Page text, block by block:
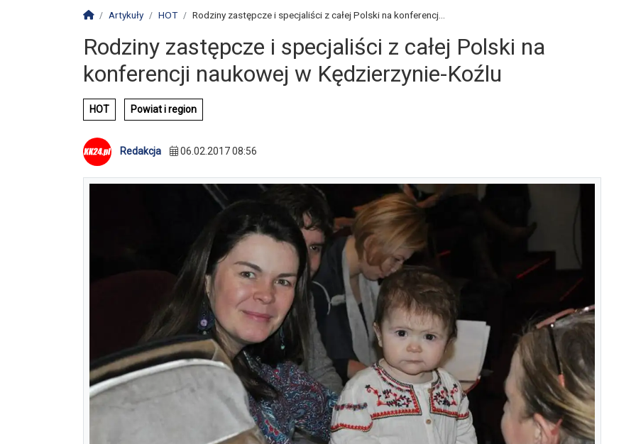
Strona główna
Artykuły HOT Rodziny zastępcze i specjaliści z całej Polski na konferencj...
Rodziny zastępcze i specjaliści z całej Polski na
konferencji naukowej w Kędzierzynie-Koźlu
HOT Powiat i region
Redakcja 06.02.2017 08:56